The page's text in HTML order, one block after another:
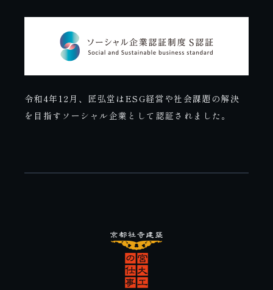
令和4年12月、匠弘堂はESG経営や社会課題の解決
を目指すソーシャル企業として認証されました。